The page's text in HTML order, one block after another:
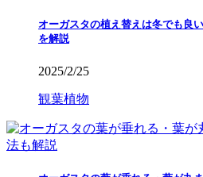
オーガスタの植え替えは冬でも良
を解説
2025/2/25
観葉植物